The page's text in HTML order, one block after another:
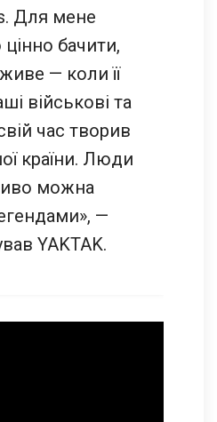
Для мене
бачити,
— коли її
військові та
час творив
країни. Люди
можна
—
YAKTAK.